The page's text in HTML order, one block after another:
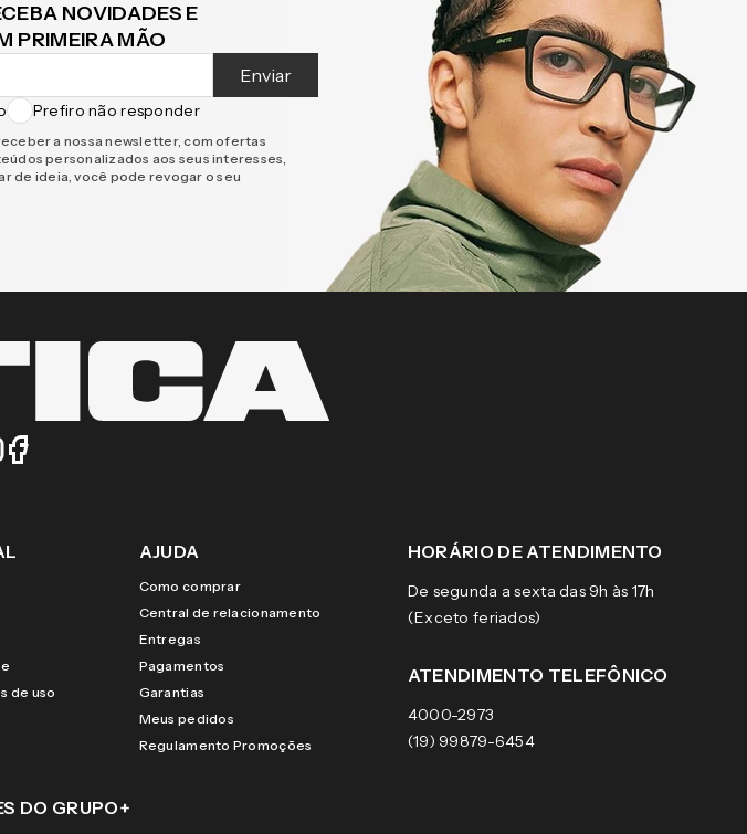
NOVIDADES E
PRIMEIRA MÃO
Enviar
Prefiro não responder
a nossa newsletter, com ofertas
personalizados aos seus interesses,
de ideia, você pode revogar o seu
de uso
AJUDA
Como comprar
Central de relacionamento
Entregas
Pagamentos
Garantias
Meus pedidos
Regulamento Promoções
HORÁRIO DE ATENDIMENTO
De segunda a sexta das 9h às 17h
(Exceto feriados)
ATENDIMENTO TELEFÔNICO
4000-2973
(19) 99879-6454
DO GRUPO+